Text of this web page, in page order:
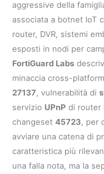
aggressive della
associata a botnet IoT
router, DVR, sistemi
esposti in nodi per
FortiGuard Labs
minaccia cross-
27137, vulnerabilità di
servizio UPnP di router
changeset45723, per
avviare una catena di
caratteristica più
una falla nota, ma la